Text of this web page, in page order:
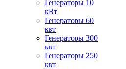
Генераторы 10
кВт
Генераторы 60
квт
Генераторы 300
квт
Генераторы 250
квт